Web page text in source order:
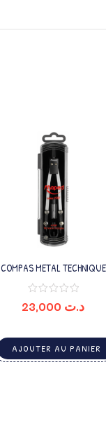
COMPAS METAL TECHNIQUE
MAPED
د.ت
AJOUTER AU PANIER